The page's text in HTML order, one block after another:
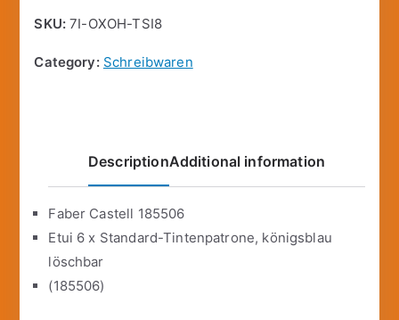
SKU:7I-OXOH-TSI8
Category: Schreibwaren
DescriptionAdditional information
Faber Castell 185506
Etui 6 x Standard-Tintenpatrone, königsblau
löschbar
(185506)